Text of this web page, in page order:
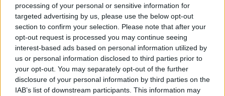
processing of your personal or sensitive information for
targeted advertising by us, please use the below opt-out
section to confirm your selection. Please note that after your
opt-out request is processed you may continue seeing
interest-based ads based on personal information utilized by
us or personal information disclosed to third parties prior to
your opt-out. You may separately opt-out of the further
disclosure of your personal information by third parties on the
IAB’s list of downstream participants. This information may
Battuta flottante in salto: tecnica, timing e routine
Ilaria Mauri · 8 Ago 2026
ALTRI SPORT